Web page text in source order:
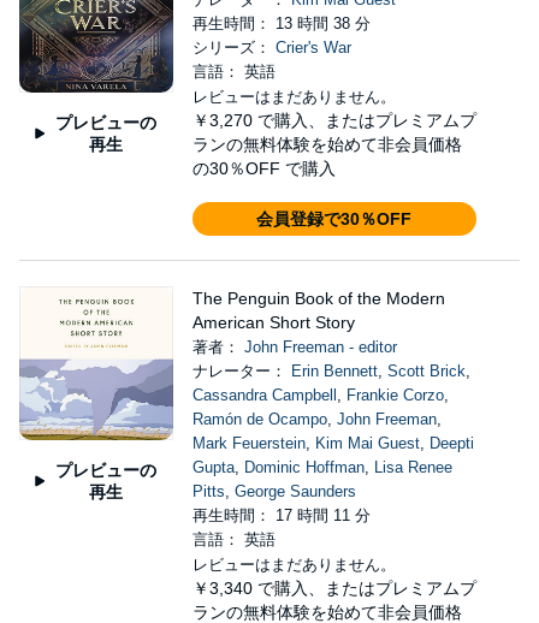
プレビューの
再生
再生時間： 13 時間 38 分
シリーズ： Crier's War
言語： 英語
レビューはまだありません。
￥3,270 で購入、またはプレミアムプ
ランの無料体験を始めて非会員価格
の30％OFF で購入
会員登録で30％OFF
プレビューの
再生
The Penguin Book of the Modern
American Short Story
著者： John Freeman - editor
ナレーター：
Erin Bennett, Scott Brick,
Cassandra Campbell , Frankie Corzo,
Ramón de Ocampo, John Freeman,
Mark Feuerstein, Kim Mai Guest, Deepti
Gupta, Dominic Hoffman, Lisa Renee
Pitts, George Saunders
再生時間： 17 時間 11 分
言語： 英語
レビューはまだありません。
￥3,340 で購入、またはプレミアムプ
ランの無料体験を始めて非会員価格